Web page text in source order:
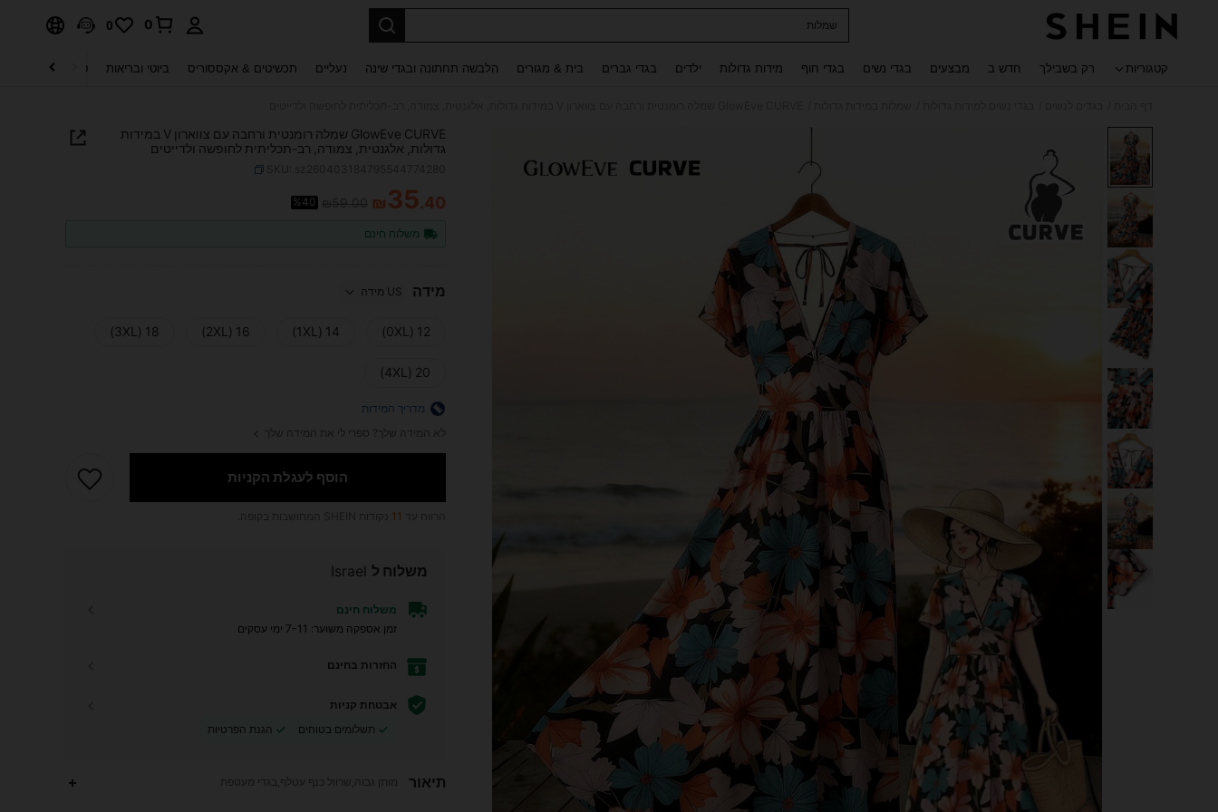
שמלות
0
0
קטגוריות רק בשבילך חדש ב מבצעים בגדי נשים בגדי חוף מידות גדולות ילדים בגדי גברים בית & מגורים הלבשה תחתונה ובגדי שינה נעליים תכשיטים & אקססוריס ביוטי ובריאות טקסטיל לבית
GlowEve CURVE שמלה רומנטית ורחבה עם צווארון V במידות
גדולות, אלגנטית, צמודה, רב-תכליתית לחופשה ולדייטים
PRICE AND AVAILABILITY
₪35.40
%40
משלוח חינם
מידה US מידה
12 (0XL)
14 (1XL)
16 (2XL)
18 (3XL)
20 (4XL)
מדריך המידות
לא המידה שלך? ספרי לי את המידה שלך
הוסף לעגלת הקניות
11
משלוח ל Israel
משלוח חינם
זמן אספקה ​​משוער: 7-11 ימי עסקים
החזרות בחינם
אבטחת קניות
תשלומים בטוחים
הגנת הפרטיות
תיאור מותן גבוה,שרוול כנף עטלף,בגדי מעטפת